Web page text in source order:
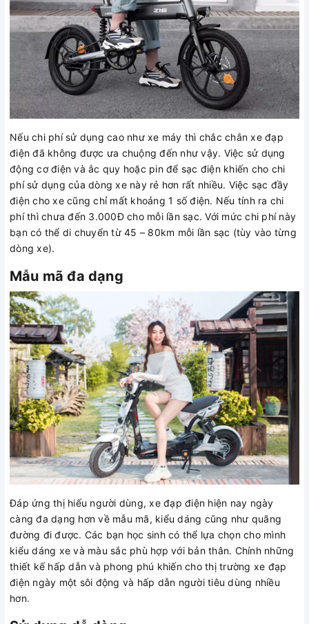
Nếu chi phí sử dụng cao như xe máy thì chắc chắn xe đạp
điện đã không được ưa chuộng đến như vậy. Việc sử dụng
động cơ điện và ắc quy hoặc pin để sạc điện khiến cho chi
phí sử dụng của dòng xe này rẻ hơn rất nhiều. Việc sạc đầy
điện cho xe cũng chỉ mất khoảng 1 số điện. Nếu tính ra chi
phí thì chưa đến 3.000Đ cho mỗi lần sạc. Với mức chi phí này
bạn có thể di chuyển từ 45 – 80km mỗi lần sạc (tùy vào từng
dòng xe).
Mẫu mã đa dạng
Đáp ứng thị hiếu người dùng, xe đạp điện hiện nay ngày
càng đa dạng hơn về mẫu mã, kiểu dáng cũng như quãng
đường đi được. Các bạn học sinh có thể lựa chọn cho mình
kiểu dáng xe và màu sắc phù hợp với bản thân. Chính những
thiết kế hấp dẫn và phong phú khiến cho thị trường xe đạp
điện ngày một sôi động và hấp dẫn người tiêu dùng nhiều
hơn.